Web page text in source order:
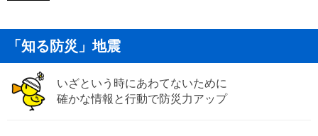
「知る防災」地震
いざという時にあわてないために
確かな情報と行動で防災力アップ